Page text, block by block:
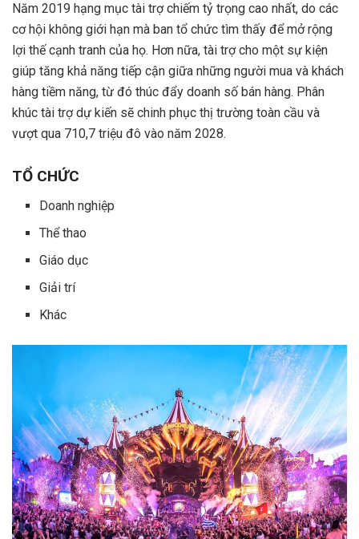
Năm 2019 hạng mục tài trợ chiếm tỷ trọng cao nhất, do các
cơ hội không giới hạn mà ban tổ chức tìm thấy để mở rộng
lợi thế cạnh tranh của họ. Hơn nữa, tài trợ cho một sự kiện
giúp tăng khả năng tiếp cận giữa những người mua và khách
hàng tiềm năng, từ đó thúc đẩy doanh số bán hàng. Phân
khúc tài trợ dự kiến sẽ chinh phục thị trường toàn cầu và
vượt qua 710,7 triệu đô vào năm 2028.
TỔ CHỨC
Doanh nghiệp
Thể thao
Giáo dục
Giải trí
Khác